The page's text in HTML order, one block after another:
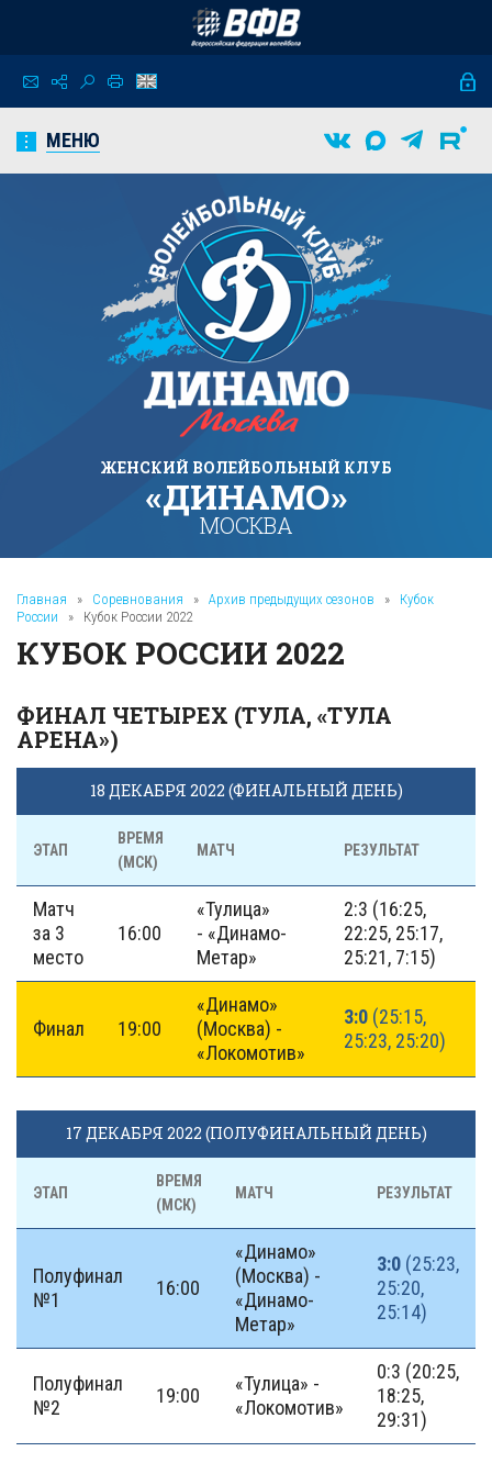
МЕНЮ
ЖЕНСКИЙ ВОЛЕЙБОЛЬНЫЙ КЛУБ
«ДИНАМО»
МОСКВА
Главная » Соревнования » Архив предыдущих сезонов »
Кубок
России
» Кубок России 2022
КУБОК РОССИИ 2022
ФИНАЛ ЧЕТЫРЕХ (ТУЛА, «ТУЛА
АРЕНА»)
18 ДЕКАБРЯ 2022 (ФИНАЛЬНЫЙ ДЕНЬ)
ЭТАП
ВРЕМЯ
(МСК)
МАТЧ РЕЗУЛЬТАТ
Матч
за 3
место
16:00
«Тулица»
- «Динамо-
Метар»
2:3 (16:25,
22:25, 25:17,
25:21, 7:15)
Финал 19:00
«Динамо»
(Москва) -
«Локомотив»
3:0 (25:15,
25:23, 25:20)
17 ДЕКАБРЯ 2022 (ПОЛУФИНАЛЬНЫЙ ДЕНЬ)
ЭТАП
ВРЕМЯ
(МСК)
МАТЧ РЕЗУЛЬТАТ
Полуфинал
№1
16:00
«Динамо»
(Москва) -
«Динамо-
Метар»
3:0 (25:23,
25:20,
25:14)
Полуфинал
№2
19:00
«Тулица» -
«Локомотив»
0:3 (20:25,
18:25,
29:31)